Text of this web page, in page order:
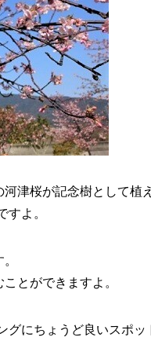
河津桜が記念樹として植
よ。
。
とができますよ。
にちょうど良いスポッ